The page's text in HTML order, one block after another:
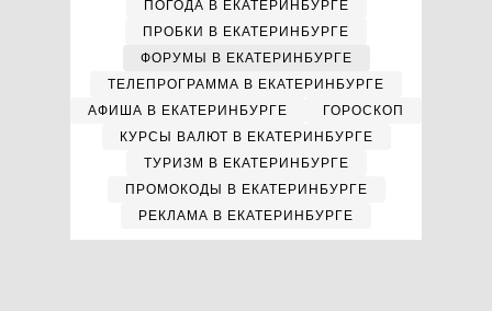
ПОГОДА В ЕКАТЕРИНБУРГЕ
ПРОБКИ В ЕКАТЕРИНБУРГЕ
ФОРУМЫ В ЕКАТЕРИНБУРГЕ
ТЕЛЕПРОГРАММА В ЕКАТЕРИНБУРГЕ
АФИША В ЕКАТЕРИНБУРГЕ
ГОРОСКОП
КУРСЫ ВАЛЮТ В ЕКАТЕРИНБУРГЕ
ТУРИЗМ В ЕКАТЕРИНБУРГЕ
ПРОМОКОДЫ В ЕКАТЕРИНБУРГЕ
РЕКЛАМА В ЕКАТЕРИНБУРГЕ